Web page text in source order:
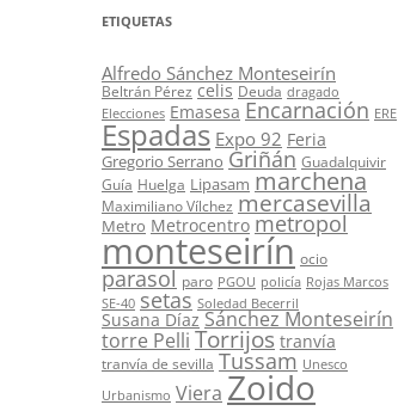
ETIQUETAS
Alfredo Sánchez Monteseirín
Beltrán Pérez celis Deuda dragado
Elecciones Emasesa Encarnación ERE
Espadas Expo 92 Feria
Gregorio Serrano Griñán Guadalquivir
Guía Huelga Lipasam marchena
Maximiliano Vílchez mercasevilla
Metro Metrocentro metropol
monteseirín ocio
parasol paro PGOU policía Rojas Marcos
SE-40 setas Soledad Becerril
Susana Díaz Sánchez Monteseirín
torre Pelli Torrijos tranvía
tranvía de sevilla Tussam Unesco
Urbanismo Viera Zoido